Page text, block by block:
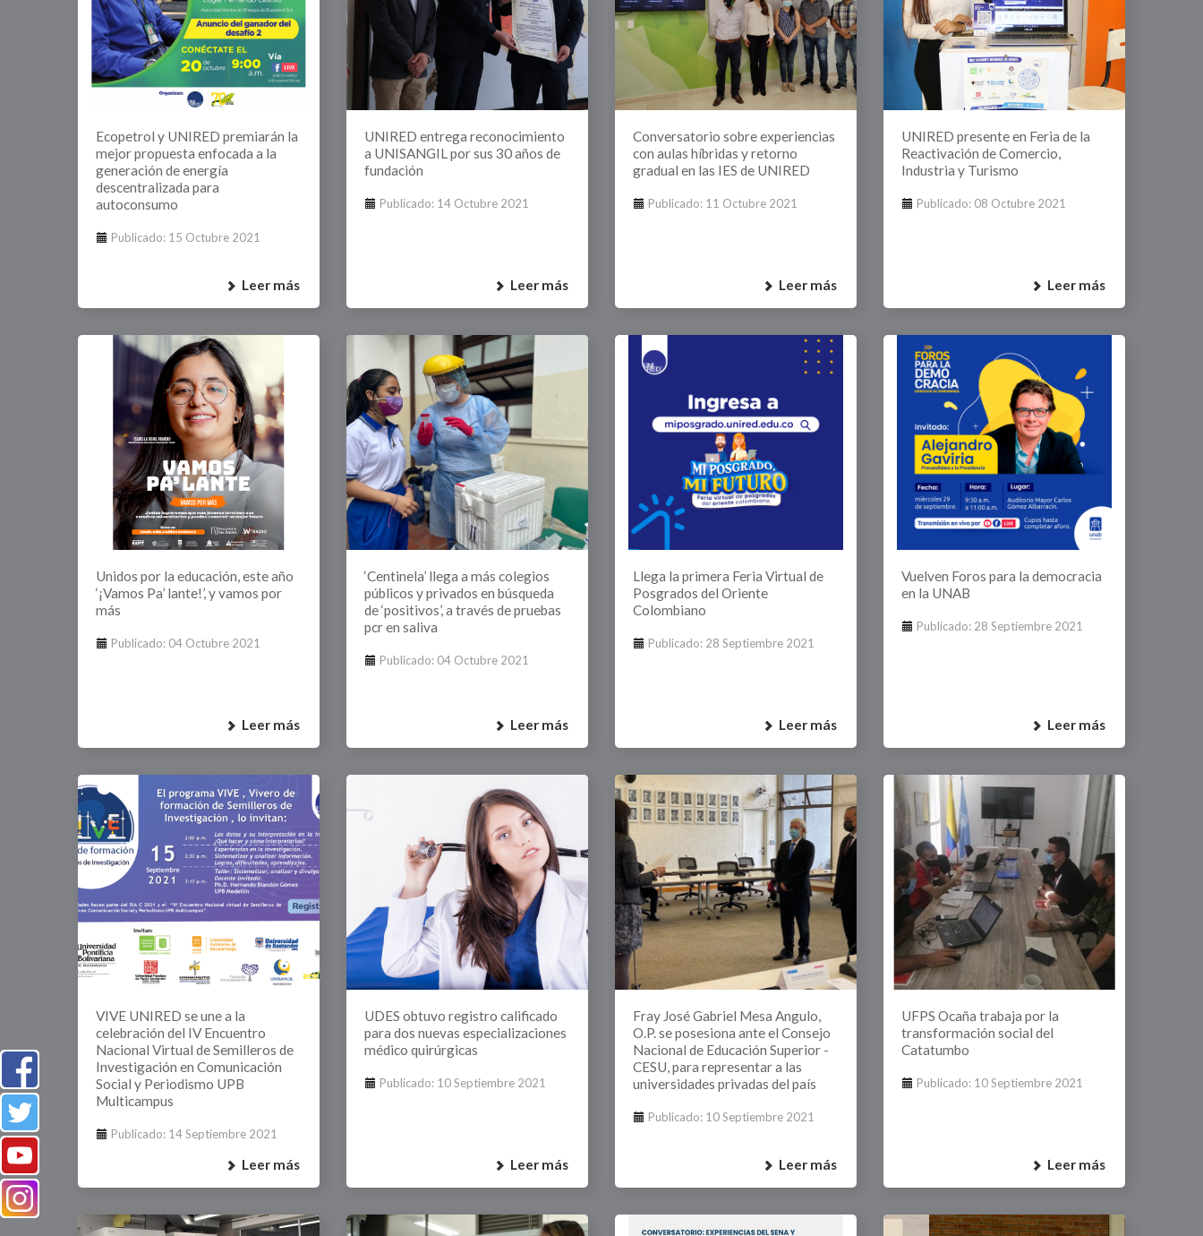
Divulgación
Agenda U
UNIRED v-Library
Ecopetrol y UNIRED premiarán la
mejor propuesta enfocada a la
generación de energía
descentralizada para
autoconsumo
Publicado: 15 Octubre 2021
Leer más
UNIRED entrega reconocimiento
a UNISANGIL por sus 30 años de
fundación
Publicado: 14 Octubre 2021
Leer más
Conversatorio sobre experiencias
con aulas híbridas y retorno
gradual en las IES de UNIRED
Publicado: 11 Octubre 2021
Leer más
UNIRED presente en Feria de la
Reactivación de Comercio,
Industria y Turismo
Publicado: 08 Octubre 2021
Leer más
Unidos por la educación, este año
‘¡Vamos Pa’ lante!’, y vamos por
más
Publicado: 04 Octubre 2021
Leer más
‘Centinela’ llega a más colegios
públicos y privados en búsqueda
de ‘positivos’, a través de pruebas
pcr en saliva
Publicado: 04 Octubre 2021
Leer más
Llega la primera Feria Virtual de
Posgrados del Oriente
Colombiano
Publicado: 28 Septiembre 2021
Leer más
Vuelven Foros para la democracia
en la UNAB
Publicado: 28 Septiembre 2021
Leer más
VIVE UNIRED se une a la
celebración del IV Encuentro
Nacional Virtual de Semilleros de
Investigación en Comunicación
Social y Periodismo UPB
Multicampus
Publicado: 14 Septiembre 2021
Leer más
UDES obtuvo registro calificado
para dos nuevas especializaciones
médico quirúrgicas
Publicado: 10 Septiembre 2021
Leer más
Fray José Gabriel Mesa Angulo,
O.P. se posesiona ante el Consejo
Nacional de Educación Superior -
CESU, para representar a las
universidades privadas del país
Publicado: 10 Septiembre 2021
Leer más
UFPS Ocaña trabaja por la
transformación social del
Catatumbo
Publicado: 10 Septiembre 2021
Leer más